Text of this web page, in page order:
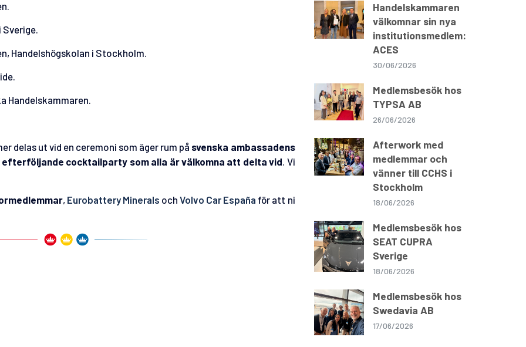
Sverige.
Handelshögskolan i Stockholm.
Handelskammaren.
delas ut vid en ceremoni som äger rum på svenska ambassadens
efterföljande cocktailparty som alla är välkomna att delta vid. Vi
, Eurobattery Minerals ochVolvo Car España för att ni
Handelskammaren
välkomnar sin nya
institutionsmedlem:
ACES
30/06/2026
Medlemsbesök hos
TYPSA AB
26/06/2026
Afterwork med
medlemmar och
vänner till CCHS i
Stockholm
18/06/2026
Medlemsbesök hos
SEAT CUPRA
Sverige
18/06/2026
Medlemsbesök hos
Swedavia AB
17/06/2026